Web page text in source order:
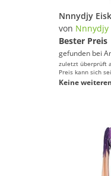
von Nnnydjy
Bester Preis
gefunden bei
zuletzt überprüft
Preis kann sich
Keine